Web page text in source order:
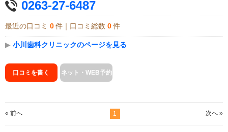
0263-27-6487
最近の口コミ 0 件｜口コミ総数 0 件
▶ 小川歯科クリニックのページを見る
口コミを書く ネット・WEB予約
« 前へ 1 次へ »